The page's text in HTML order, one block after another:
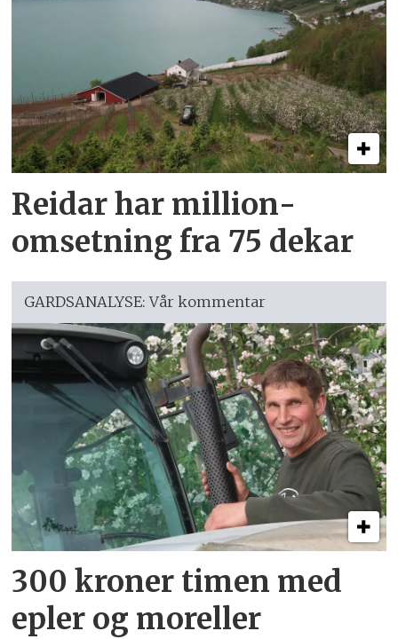
Reidar har million­
omsetning fra 75 dekar
GARDSANALYSE: Vår kommentar
300 kroner timen med
epler og moreller